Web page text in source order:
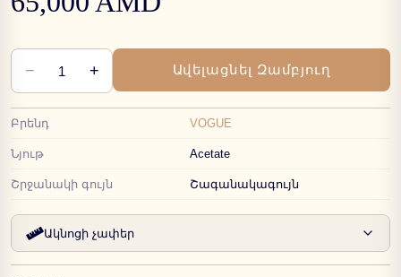
− 1 + Ավելացնել Զամբյուղ
Բրենդ VOGUE
Նյութ Acetate
Շրջանակի գույն Շագանակագույն
Ակնոցի չափեր